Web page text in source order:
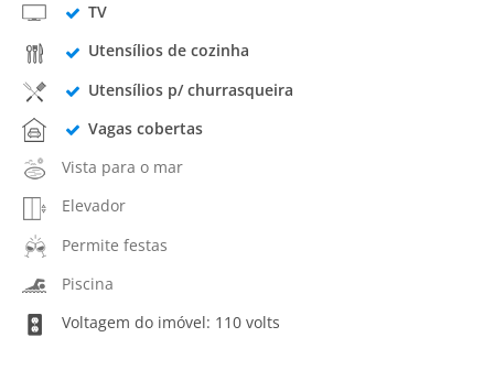
TV
Utensílios de cozinha
Utensílios p/ churrasqueira
Vagas cobertas
Vista para o mar
Elevador
Permite festas
Piscina
Voltagem do imóvel: 110 volts